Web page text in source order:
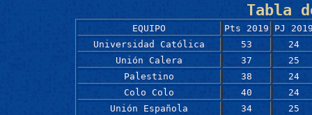
Tabla
EQUIPO Pts 2019
PJ
Universidad Católica
53
24
Unión Calera
37
25
Palestino
38
24
Colo Colo
40
24
Unión Española
34
25